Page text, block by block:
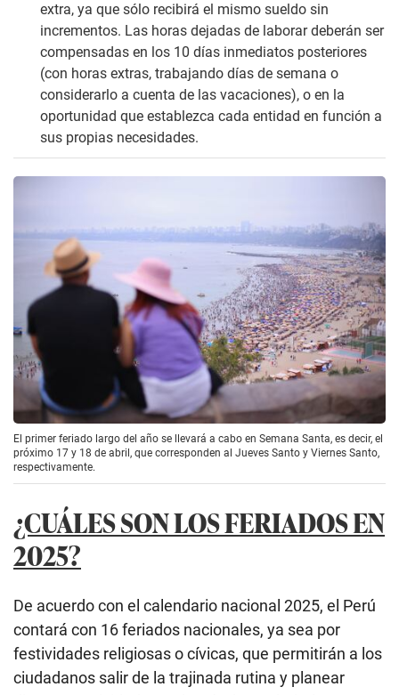
extra, ya que sólo recibirá el mismo sueldo sin
incrementos. Las horas dejadas de laborar deberán ser
compensadas en los 10 días inmediatos posteriores
(con horas extras, trabajando días de semana o
considerarlo a cuenta de las vacaciones), o en la
oportunidad que establezca cada entidad en función a
sus propias necesidades.
El primer feriado largo del año se llevará a cabo en Semana Santa, es decir, el
próximo 17 y 18 de abril, que corresponden al Jueves Santo y Viernes Santo,
respectivamente.
¿CUÁLES SON LOS FERIADOS EN
2025?
De acuerdo con el calendario nacional 2025, el Perú
contará con 16 feriados nacionales, ya sea por
festividades religiosas o cívicas, que permitirán a los
ciudadanos salir de la trajinada rutina y planear